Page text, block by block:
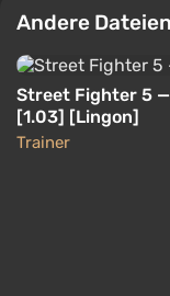
Andere
Street Fighter 5
[1.03] [Lingon]
Trainer